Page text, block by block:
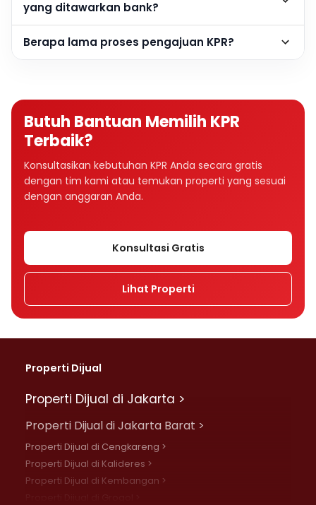
yang ditawarkan bank?
Berapa lama proses pengajuan KPR?
Butuh Bantuan Memilih KPR
Terbaik?
Konsultasikan kebutuhan KPR Anda secara gratis
dengan tim kami atau temukan properti yang sesuai
dengan anggaran Anda.
Konsultasi Gratis
Lihat Properti
Properti Dijual
Properti Dijual di Jakarta >
Properti Dijual di Jakarta Barat >
Properti Dijual di Cengkareng >
Properti Dijual di Kalideres >
Properti Dijual di Kembangan >